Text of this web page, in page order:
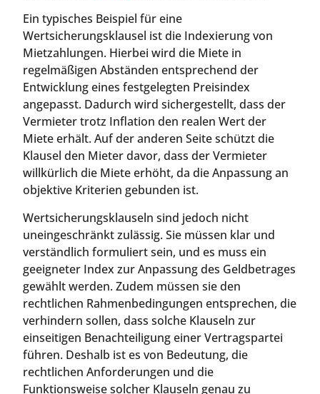
Ein typisches Beispiel für eine
Wertsicherungsklausel ist die Indexierung von
Mietzahlungen. Hierbei wird die Miete in
regelmäßigen Abständen entsprechend der
Entwicklung eines festgelegten Preisindex
angepasst. Dadurch wird sichergestellt, dass der
Vermieter trotz Inflation den realen Wert der
Miete erhält. Auf der anderen Seite schützt die
Klausel den Mieter davor, dass der Vermieter
willkürlich die Miete erhöht, da die Anpassung an
objektive Kriterien gebunden ist.
Wertsicherungsklauseln sind jedoch nicht
uneingeschränkt zulässig. Sie müssen klar und
verständlich formuliert sein, und es muss ein
geeigneter Index zur Anpassung des Geldbetrages
gewählt werden. Zudem müssen sie den
rechtlichen Rahmenbedingungen entsprechen, die
verhindern sollen, dass solche Klauseln zur
einseitigen Benachteiligung einer Vertragspartei
führen. Deshalb ist es von Bedeutung, die
rechtlichen Anforderungen und die
Funktionsweise solcher Klauseln genau zu